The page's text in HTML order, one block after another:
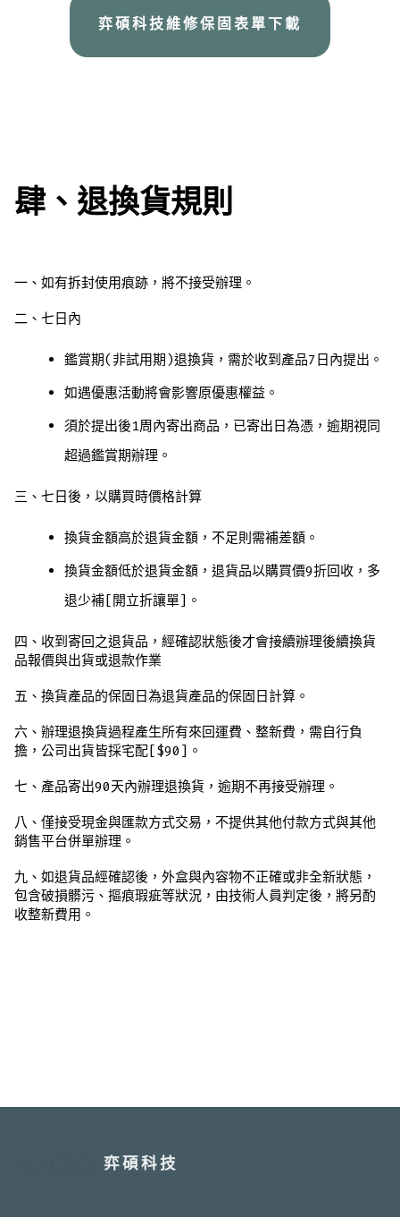
弈碩科技維修保固表單下載
肆、退換貨規則
一、如有拆封使用痕跡，將不接受辦理。
二、七日內
鑑賞期(非試用期)退換貨，需於收到產品7日內提出。
如遇優惠活動將會影響原優惠權益。
須於提出後1周內寄出商品，已寄出日為憑，逾期視同
超過鑑賞期辦理。
三、七日後，以購買時價格計算
換貨金額高於退貨金額，不足則需補差額。
換貨金額低於退貨金額，退貨品以購買價9折回收，多
退少補[開立折讓單]。
四、收到寄回之退貨品，經確認狀態後才會接續辦理後續換貨
品報價與出貨或退款作業
五、換貨產品的保固日為退貨產品的保固日計算。
六、辦理退換貨過程產生所有來回運費、整新費，需自行負
擔，公司出貨皆採宅配[$90]。
七、產品寄出90天內辦理退換貨，逾期不再接受辦理。
八、僅接受現金與匯款方式交易，不提供其他付款方式與其他
銷售平台併單辦理。
九、如退貨品經確認後，外盒與內容物不正確或非全新狀態，
包含破損髒污、摳痕瑕疵等狀況，由技術人員判定後，將另酌
收整新費用。
弈碩科技